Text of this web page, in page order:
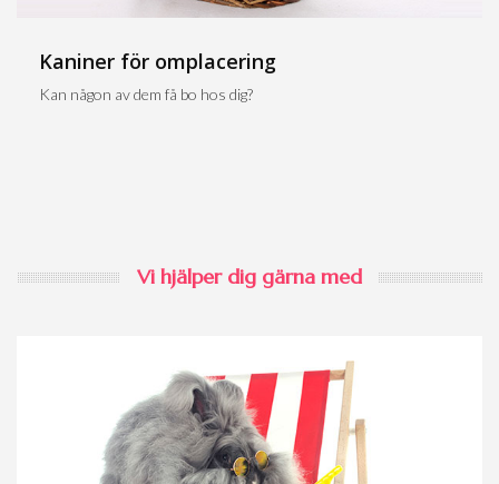
Kaniner för omplacering
Kan någon av dem få bo hos dig?
Vi hjälper dig gärna med